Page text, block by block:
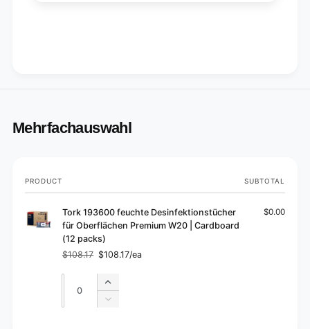
Mehrfachauswahl
Your
cart
PRODUCT SUBTOTAL
Tork 193600 feuchte Desinfektionstücher
für Oberflächen Premium W20 | Cardboard
(12 packs)
Regular
price
$108.17
Sale
price
$108.17/ea
$0.00
Quantity
Increase
quantity
Decrease